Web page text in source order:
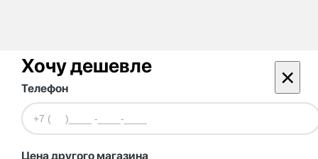
Хочу дешевле ×
Телефон
Цена другого магазина